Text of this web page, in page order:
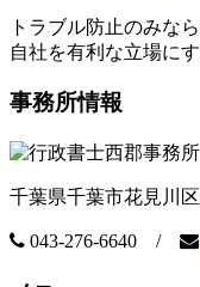
トラブル防止のみな
自社を有利な立場に
事務所情報
千葉県千葉市花見川
043-276-6640 /